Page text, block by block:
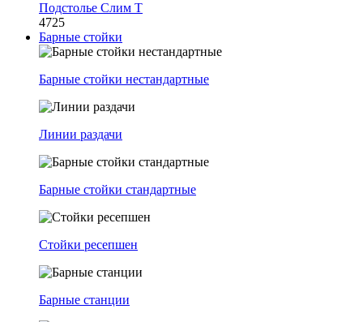
Подстолье Слим Т
4725
Барные стойки
Барные стойки нестандартные
Линии раздачи
Барные стойки стандартные
Стойки ресепшен
Барные станции